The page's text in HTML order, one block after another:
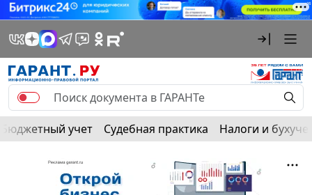
Бюджетный учет Судебная практика Налоги и